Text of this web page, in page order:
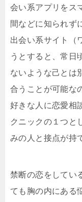
会い系アプリをス
間などに知られず
出会い系サイト（
うとすると、常日
ないような己とは
合うことが可能な
好きな人に恋愛相
クニックの１つと
みの人と接点が持
禁断の恋をしてい
ても胸の内にある